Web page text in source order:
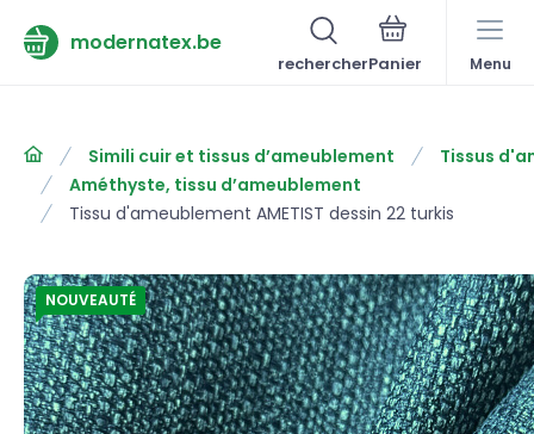
modernatex.be
rechercher Menu
Simili cuir et tissus d’ameublement
Tissus
Améthyste, tissu d’ameublement
Tissu d'ameublement AMETIST dessin 22 turkis
NOUVEAUTÉ